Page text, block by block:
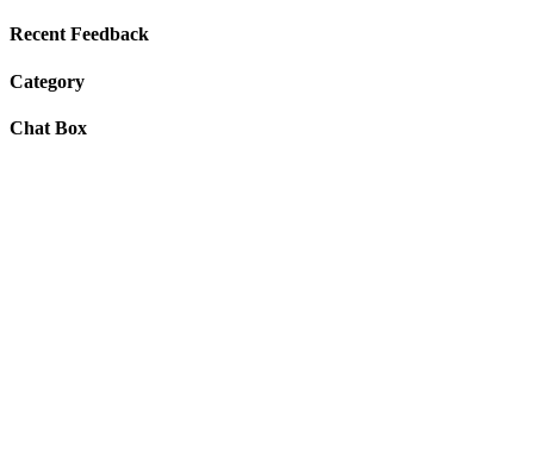
Recent Feedback
Category
Chat Box